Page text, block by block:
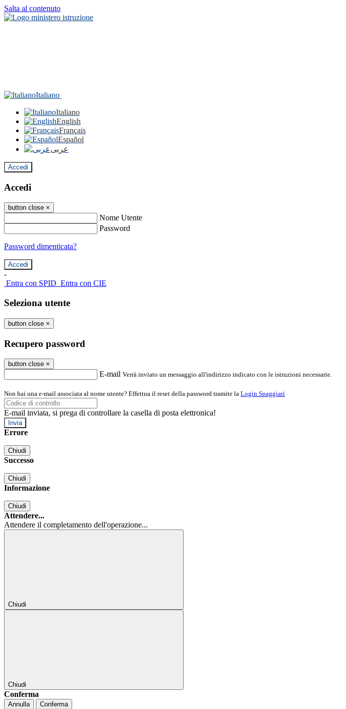
Salta al contenuto
Italiano
Italiano
English
Français
Español
عربى
Accedi
Accedi
button close ×
Nome Utente
Password
Password dimenticata?
-
Entra con SPID Entra con CIE
Seleziona utente
button close ×
Recupero password
button close ×
E-mail Verrà inviato un messaggio all'indirizzo indicato con le istruzioni necessarie.
Non hai una e-mail associata al nome utente? Effettua il reset della password tramite la Login Spaggiari
E-mail inviata, si prega di controllare la casella di posta elettronica!
Errore
Chiudi
Successo
Chiudi
Informazione
Chiudi
Attendere...
Attendere il completamento dell'operazione...
Chiudi
Chiudi
Conferma
Annulla Conferma